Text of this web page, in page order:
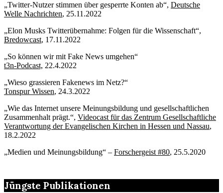
„Twitter-Nutzer stimmen über gesperrte Konten ab“, Deutsche
Welle Nachrichten, 25.11.2022
„Elon Musks Twitterübernahme: Folgen für die Wissenschaft“,
Bredowcast, 17.11.2022
„So können wir mit Fake News umgehen“
t3n-Podcast, 22.4.2022
„Wieso grassieren Fakenews im Netz?“
Tonspur Wissen, 24.3.2022
„Wie das Internet unsere Meinungsbildung und gesellschaftlichen
Zusammenhalt prägt.“, Videocast für das Zentrum Gesellschaftliche
Verantwortung der Evangelischen Kirchen in Hessen und Nassau,
18.2.2022
„Medien und Meinungsbildung“ – Forschergeist #80, 25.5.2020
Jüngste Publikationen